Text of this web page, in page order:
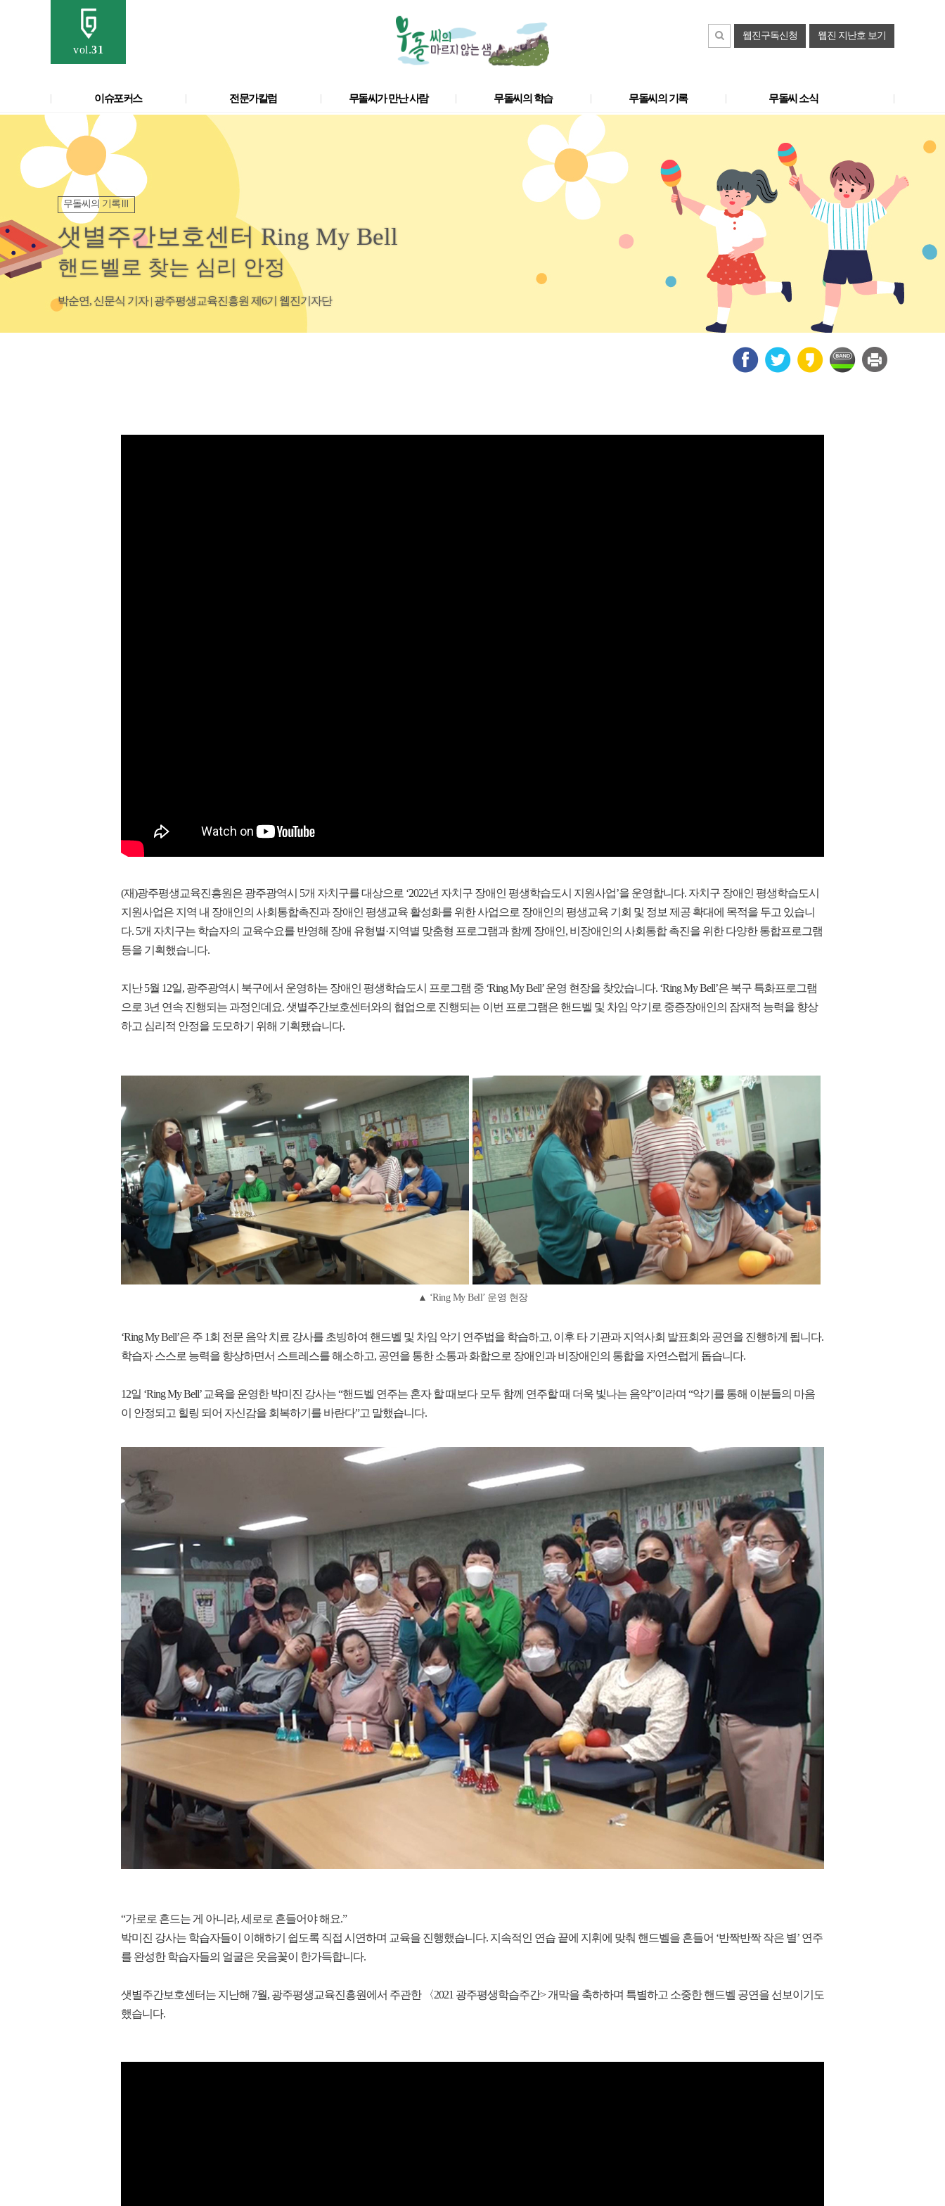
vol.31
웹진구독신청 웹진 지난호 보기
이슈포커스 전문가칼럼 무돌씨가 만난 사람 무돌씨의 학습 무돌씨의 기록 무돌씨 소식
무돌씨의 기록Ⅲ
샛별주간보호센터 Ring My Bell
핸드벨로 찾는 심리 안정
박순연, 신문식 기자 | 광주평생교육진흥원 제6기 웹진기자단
(재)광주평생교육진흥원은 광주광역시 5개 자치구를 대상으로 ‘2022년 자치구 장애인 평생학습도시 지원사업’을 운영합니다. 자치구 장애인 평생학습도시
지원사업은 지역 내 장애인의 사회통합촉진과 장애인 평생교육 활성화를 위한 사업으로 장애인의 평생교육 기회 및 정보 제공 확대에 목적을 두고 있습니
다. 5개 자치구는 학습자의 교육수요를 반영해 장애 유형별·지역별 맞춤형 프로그램과 함께 장애인, 비장애인의 사회통합 촉진을 위한 다양한 통합프로그램
등을 기획했습니다.
지난 5월 12일, 광주광역시 북구에서 운영하는 장애인 평생학습도시 프로그램 중 ‘Ring My Bell’ 운영 현장을 찾았습니다. ‘Ring My Bell’은 북구 특화프로그램
으로 3년 연속 진행되는 과정인데요. 샛별주간보호센터와의 협업으로 진행되는 이번 프로그램은 핸드벨 및 차임 악기로 중증장애인의 잠재적 능력을 향상
하고 심리적 안정을 도모하기 위해 기획됐습니다.
▲ ‘Ring My Bell’ 운영 현장
‘Ring My Bell’은 주 1회 전문 음악 치료 강사를 초빙하여 핸드벨 및 차임 악기 연주법을 학습하고, 이후 타 기관과 지역사회 발표회와 공연을 진행하게 됩니다.
학습자 스스로 능력을 향상하면서 스트레스를 해소하고, 공연을 통한 소통과 화합으로 장애인과 비장애인의 통합을 자연스럽게 돕습니다.
12일 ‘Ring My Bell’ 교육을 운영한 박미진 강사는 “핸드벨 연주는 혼자 할 때보다 모두 함께 연주할 때 더욱 빛나는 음악”이라며 “악기를 통해 이분들의 마음
이 안정되고 힐링 되어 자신감을 회복하기를 바란다”고 말했습니다.
“가로로 흔드는 게 아니라, 세로로 흔들어야 해요.”
박미진 강사는 학습자들이 이해하기 쉽도록 직접 시연하며 교육을 진행했습니다. 지속적인 연습 끝에 지휘에 맞춰 핸드벨을 흔들어 ‘반짝반짝 작은 별’ 연주
를 완성한 학습자들의 얼굴은 웃음꽃이 한가득합니다.
샛별주간보호센터는 지난해 7월, 광주평생교육진흥원에서 주관한 〈2021 광주평생학습주간> 개막을 축하하며 특별하고 소중한 핸드벨 공연을 선보이기도
했습니다.